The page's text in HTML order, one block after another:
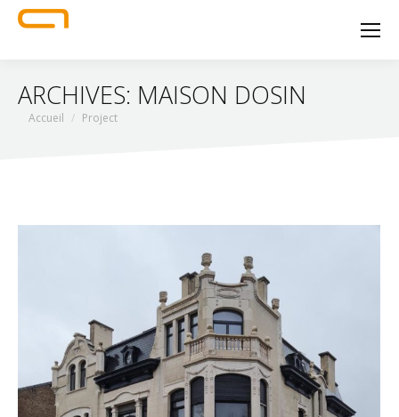
ARCHIVES: MAISON DOSIN
Vous êtes ici :
Accueil Project